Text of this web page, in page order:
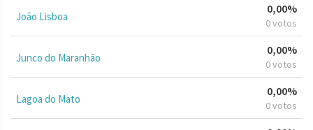
João Lisboa
0,00%
0 votos
Junco do Maranhão
0,00%
0 votos
Lagoa do Mato
0,00%
0 votos